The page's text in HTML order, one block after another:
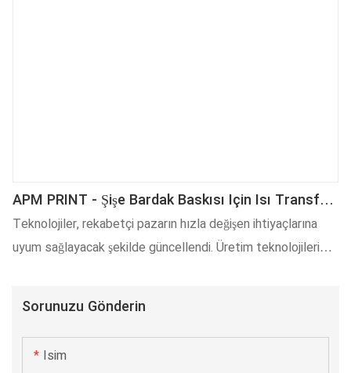
Sorunuzu Gönderin
Isim
APM PRINT - Şişe Bardak Baskısı Için Isı Transfer
Baskı Filmi Bardak Termal Transfer Filmi Diğer
Teknolojiler, rekabetçi pazarın hızla değişen ihtiyaçlarına
uyum sağlayacak şekilde güncellendi. Üretim teknolojileri
muazzam bir etkiye sahip.